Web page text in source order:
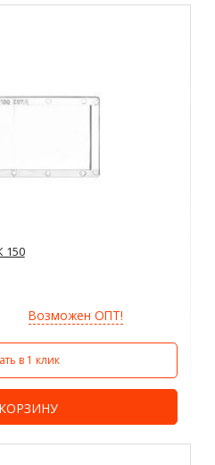
150
Возможен ОПТ!
в 1 клик